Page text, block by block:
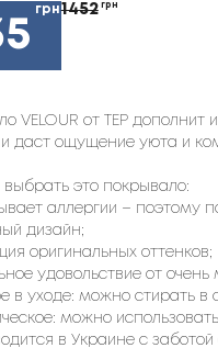
грн1452 грн
VELOUR от TEP дополнит
даст ощущение уюта и
выбрать это покрывало:
аллергии – поэтому
дизайн;
оригинальных оттенков;
удовольствие от очень
в уходе: можно стирать в
можно
в Украине с